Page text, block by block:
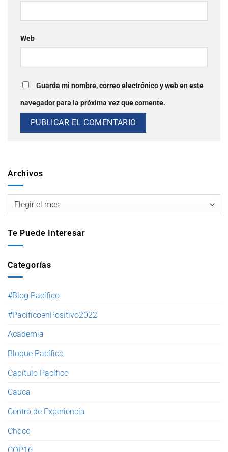
Archivos
Te Puede Interesar
Categorías
#Blog Pacífico
#PacíficoenPositivo2022
Academia
Bloque Pacífico
Capítulo Pacífico
Cauca
Centro de Experiencia
Chocó
Web
Guarda mi nombre, correo electrónico y web en este
navegador para la próxima vez que comente.